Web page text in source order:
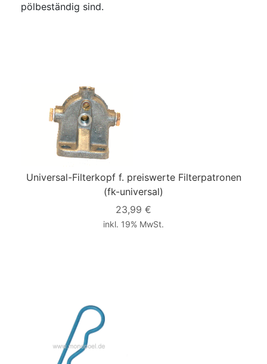
pölbeständig sind.
Universal-Filterkopf f. preiswerte Filterpatronen
(fk-universal)
23,99 €
inkl. 19% MwSt.